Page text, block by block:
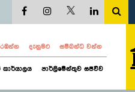
දැනුමට සම්බන්ධ වන්න
පාර්ලිමේන්තුව සජීවීව